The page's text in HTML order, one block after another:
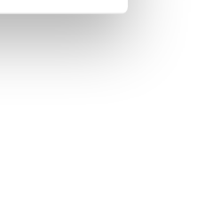
için Ayarlar